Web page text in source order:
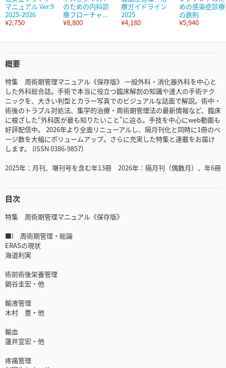
マニュアル Ver.9
2025-2026
¥2,750
のための内科診
療フローチャ...
¥8,800
療ガイドライン
2025
¥4,180
めの感染症診療
の鉄則
¥5,940
概要
特集 周術期管理マニュアル《保存版》 一般外科・消化器外科を中心と
した外科総合誌。手術で本当に役立つ臨床解剖の知識や達人の手術テク
ニックを、大きい判型とカラー写真でのビジュアルな誌面で解説。術中・
術後のトラブル対処法、集学的治療・周術期管理法の最新情報など、臨床
に根ざした“外科医が最も知りたいこと”に迫る。手技を中心にweb動画も
好評配信中。 2026年より全面リニューアルし、隔月刊化と同時に1冊のペ
ージ数を大幅にボリュームアップ。さらに充実した特集と連載をお届け
します。 (ISSN 0386-9857)
2025年：月刊、増刊号を含む年13冊 2026年：隔月刊（偶数月）、年6冊
目次
特集 周術期管理マニュアル《保存版》
■I 周術期管理・総論
ERASの現状
海道利実
術前術後栄養管理
鍋谷圭宏・他
輸液管理
木村 豊・他
輸血
蓮井宣宏・他
疼痛管理